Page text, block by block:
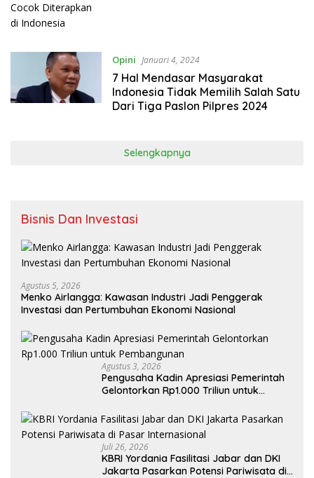
Opini Januari 4, 2024
7 Hal Mendasar Masyarakat
Indonesia Tidak Memilih Salah Satu
Dari Tiga Paslon Pilpres 2024
Selengkapnya
Bisnis Dan Investasi
Agustus 5, 2026
Menko Airlangga: Kawasan Industri Jadi Penggerak
Investasi dan Pertumbuhan Ekonomi Nasional
Agustus 3, 2026
Pengusaha Kadin Apresiasi Pemerintah
Gelontorkan Rp1.000 Triliun untuk
Juli 26, 2026
KBRI Yordania Fasilitasi Jabar dan DKI
Jakarta Pasarkan Potensi Pariwisata di